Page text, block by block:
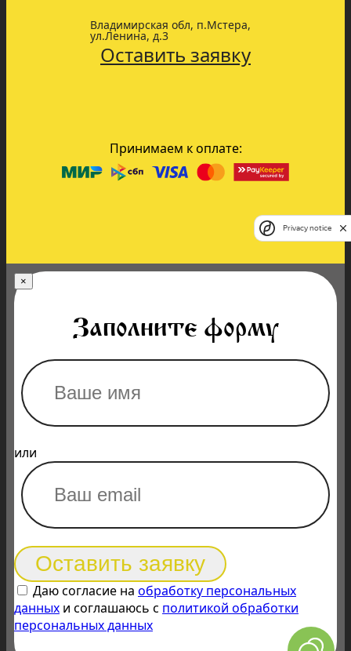
Владимирская обл, п.Мстера,
ул.Ленина, д.3
Оставить заявку
Принимаем к оплате:
×
Заполните форму
или
Оставить заявку
Даю согласие на обработку персональных
данных и соглашаюсь с политикой обработки
персональных данных
Privacy notice